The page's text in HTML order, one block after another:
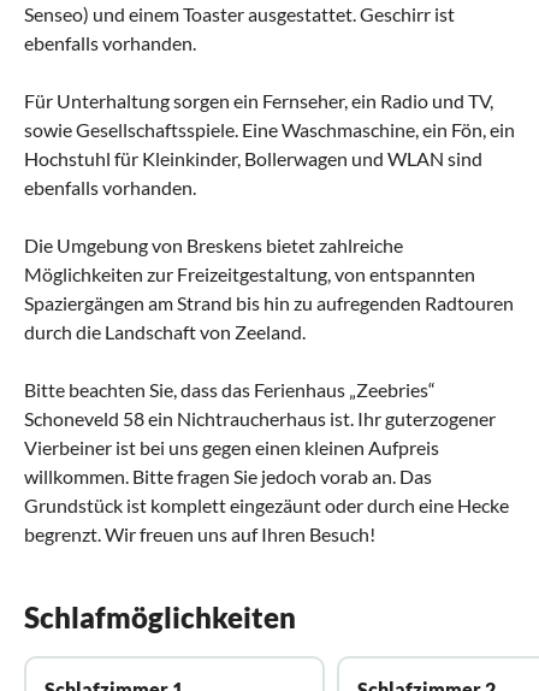
Senseo) und einem Toaster ausgestattet. Geschirr ist
ebenfalls vorhanden.
Für Unterhaltung sorgen ein Fernseher, ein Radio und TV,
sowie Gesellschaftsspiele. Eine Waschmaschine, ein Fön, ein
Hochstuhl für Kleinkinder, Bollerwagen und WLAN sind
ebenfalls vorhanden.
Die Umgebung von Breskens bietet zahlreiche
Möglichkeiten zur Freizeitgestaltung, von entspannten
Spaziergängen am Strand bis hin zu aufregenden Radtouren
durch die Landschaft von Zeeland.
Bitte beachten Sie, dass das Ferienhaus „Zeebries“
Schoneveld 58 ein Nichtraucherhaus ist. Ihr guterzogener
Vierbeiner ist bei uns gegen einen kleinen Aufpreis
willkommen. Bitte fragen Sie jedoch vorab an. Das
Grundstück ist komplett eingezäunt oder durch eine Hecke
begrenzt. Wir freuen uns auf Ihren Besuch!
Schlafmöglichkeiten